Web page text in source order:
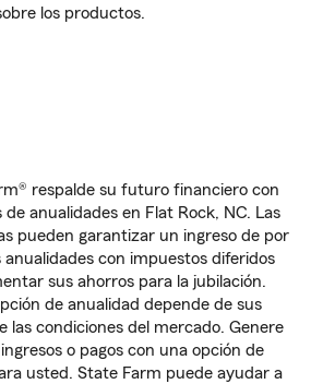
los productos.
respalde su futuro financiero con
anualidades en Flat Rock, NC. Las
pueden garantizar un ingreso de por
con impuestos diferidos
sus ahorros para la jubilación.
de anualidad depende de sus
las condiciones del mercado. Genere
o pagos con una opción de
usted. State Farm puede ayudar a